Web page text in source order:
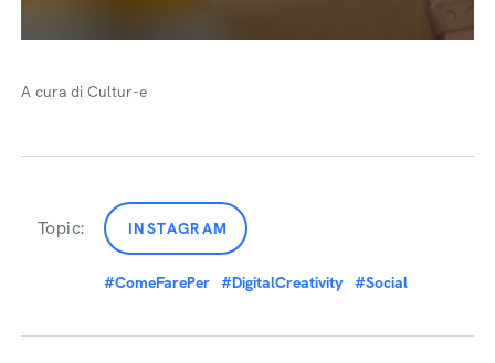
A cura di Cultur-e
Topic: INSTAGRAM
#ComeFarePer #DigitalCreativity #Social